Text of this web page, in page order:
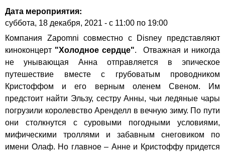
Дата мероприятия:
суббота, 18 декабря, 2021 - с 11:00 по 19:00
Компания Zapomni совместно с Disney представляют
киноконцерт "Холодное сердце". Отважная и никогда
не унывающая Анна отправляется в эпическое
путешествие вместе с грубоватым проводником
Кристоффом и его верным оленем Свеном. Им
предстоит найти Эльзу, сестру Анны, чьи ледяные чары
погрузили королевство Аренделл в вечную зиму. По пути
они столкнутся с суровыми погодными условиями,
мифическими троллями и забавным снеговиком по
имени Олаф. Но главное – Анне и Кристоффу придется